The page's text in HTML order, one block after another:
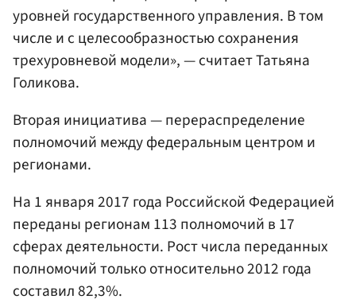
уровней государственного управления. В том
числе и с целесообразностью сохранения
трехуровневой модели», — считает Татьяна
Голикова.
Вторая инициатива — перераспределение
полномочий между федеральным центром и
регионами.
На 1 января 2017 года Российской Федерацией
переданы регионам 113 полномочий в 17
сферах деятельности. Рост числа переданных
полномочий только относительно 2012 года
составил 82,3%.